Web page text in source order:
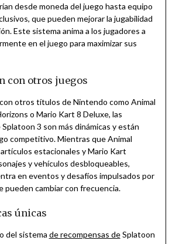
desde moneda del juego hasta equipo
que pueden mejorar la jugabilidad
Este sistema anima a los jugadores a
en el juego para maximizar sus
con otros juegos
otros títulos de Nintendo como Animal
o Mario Kart 8 Deluxe, las
3 son más dinámicas y están
competitivo. Mientras que Animal
estacionales y Mario Kart
y vehículos desbloqueables,
en eventos y desafíos impulsados por
pueden cambiar con frecuencia.
únicas
del sistema de recompensas deSplatoon